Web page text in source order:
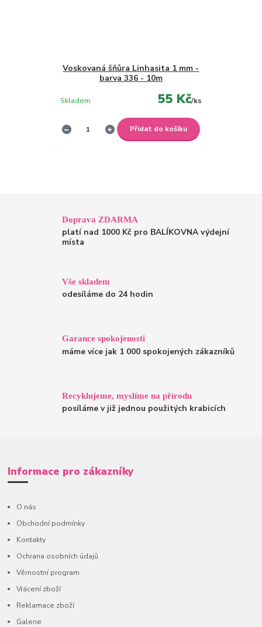
Voskovaná šňůra Linhasita 1 mm -
barva 336 - 10m
55 Kč/ks
Skladem
Přidat do košíku
Doprava ZDARMA
platí nad 1000 Kč pro BALÍKOVNA výdejní
místa
Vše skladem
odesíláme do 24 hodin
Garance spokojenosti
máme více jak 1 000 spokojených zákazníků
Recyklujeme, myslíme na přírodu
posíláme v již jednou použitých krabicích
Informace pro zákazníky
O nás
Obchodní podmínky
Kontakty
Ochrana osobních údajů
Věrnostní program
Vrácení zboží
Reklamace zboží
Galerie